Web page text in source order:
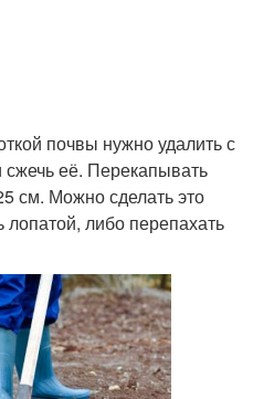
почвы нужно удалить с
сжечь её. Перекапывать
см. Можно сделать это
либо перепахать